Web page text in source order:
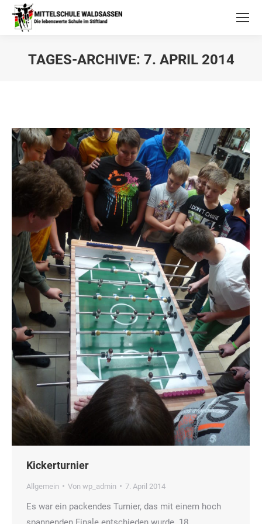
TAGES-ARCHIVE: 7. APRIL 2014
Kickerturnier
Allgemein Von wp_admin 7. April 2014
Es war ein packendes Turnier, das mit einem hoch